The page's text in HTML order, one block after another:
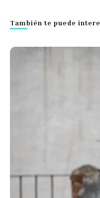
También te puede